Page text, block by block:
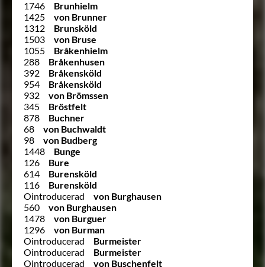
1746
Brunhielm
1425
von Brunner
1312
Brunsköld
1503
von Bruse
1055
Bråkenhielm
288
Bråkenhusen
392
Bråkensköld
954
Bråkensköld
932
von Brömssen
345
Bröstfelt
878
Buchner
68
von Buchwaldt
98
von Budberg
1448
Bunge
126
Bure
614
Burensköld
116
Burensköld
Ointroducerad
von Burghausen
560
von Burghausen
1478
von Burguer
1296
von Burman
Ointroducerad
Burmeister
Ointroducerad
Burmeister
Ointroducerad
von Buschenfelt